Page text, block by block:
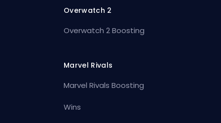
Overwatch 2
Overwatch 2 Boosting
Marvel Rivals
Marvel Rivals Boosting
Wins